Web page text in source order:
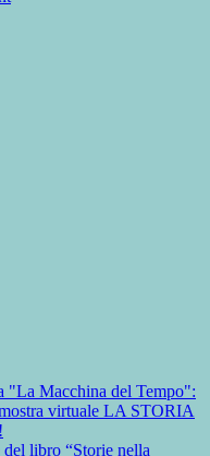
"La Macchina del Tempo":
virtuale LA STORIA
del libro “Storie nella